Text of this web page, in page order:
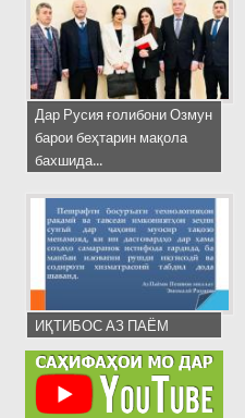
Дар Русия ғолибони Озмун
барои беҳтарин мақола
бахшида...
ИҚТИБОС АЗ ПАЁМ